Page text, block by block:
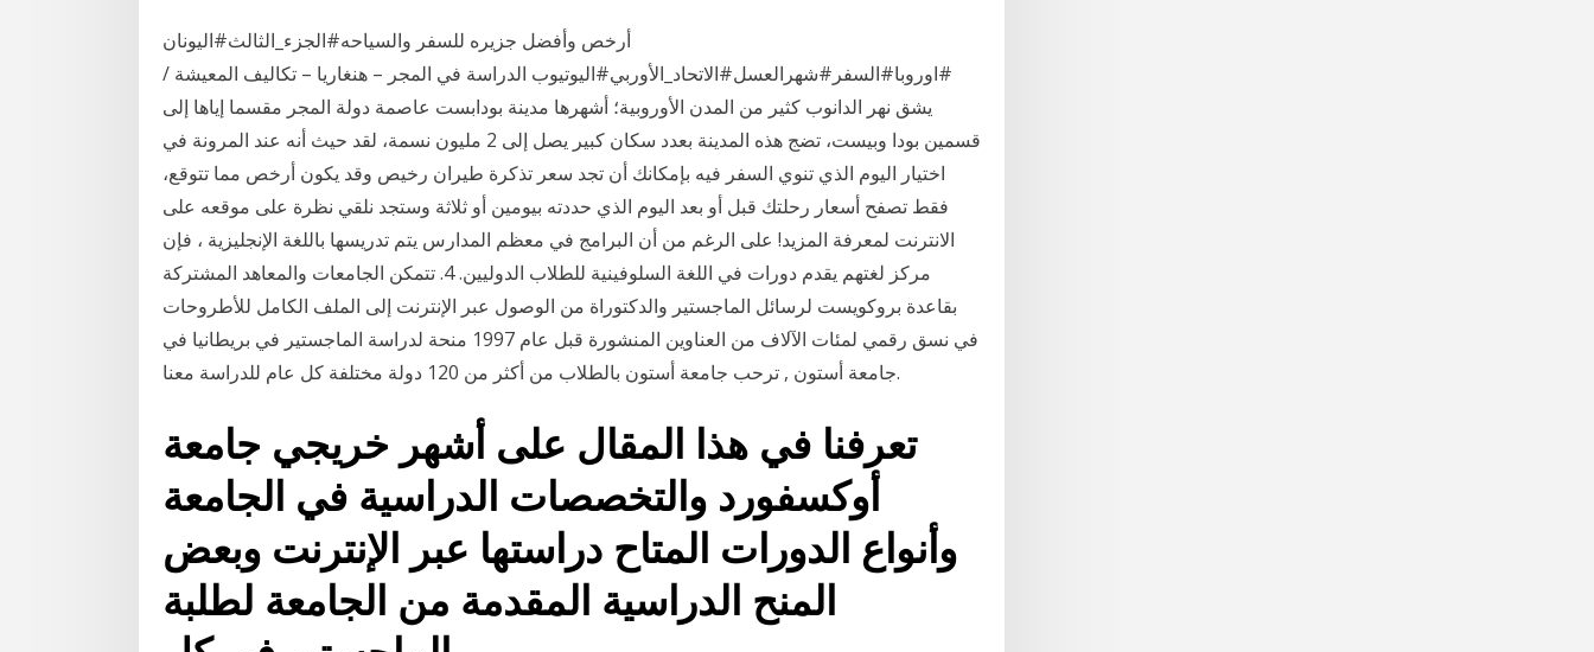
أرخص وأفضل جزيره للسفر والسياحه#الجزء_الثالث#اليونان
#اوروبا#السفر#شهرالعسل#الاتحاد_الأوربي#اليوتيوب الدراسة في المجر – هنغاريا – تكاليف المعيشة /
يشق نهر الدانوب كثير من المدن الأوروبية؛ أشهرها مدينة بودابست عاصمة دولة المجر مقسما إياها إلى
قسمين بودا وبيست، تضج هذه المدينة بعدد سكان كبير يصل إلى 2 مليون نسمة، لقد حيث أنه عند المرونة في
اختيار اليوم الذي تنوي السفر فيه بإمكانك أن تجد سعر تذكرة طيران رخيص وقد يكون أرخص مما تتوقع،
فقط تصفح أسعار رحلتك قبل أو بعد اليوم الذي حددته بيومين أو ثلاثة وستجد نلقي نظرة على موقعه على
الانترنت لمعرفة المزيد! على الرغم من أن البرامج في معظم المدارس يتم تدريسها باللغة الإنجليزية ، فإن
مركز لغتهم يقدم دورات في اللغة السلوفينية للطلاب الدوليين. 4. تتمكن الجامعات والمعاهد المشتركة
بقاعدة بروكويست لرسائل الماجستير والدكتوراة من الوصول عبر الإنترنت إلى الملف الكامل للأطروحات
في نسق رقمي لمئات الآلاف من العناوين المنشورة قبل عام 1997 منحة لدراسة الماجستير في بريطانيا في
جامعة أستون , ترحب جامعة أستون بالطلاب من أكثر من 120 دولة مختلفة كل عام للدراسة معنا.
تعرفنا في هذا المقال على أشهر خريجي جامعة
أوكسفورد والتخصصات الدراسية في الجامعة
وأنواع الدورات المتاح دراستها عبر الإنترنت وبعض
المنح الدراسية المقدمة من الجامعة لطلبة